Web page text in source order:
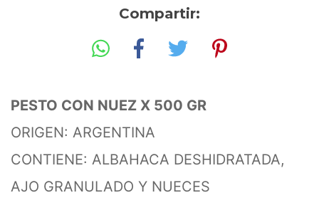
Compartir:
PESTO CON NUEZ X 500 GR
ORIGEN: ARGENTINA
CONTIENE: ALBAHACA DESHIDRATADA,
AJO GRANULADO Y NUECES